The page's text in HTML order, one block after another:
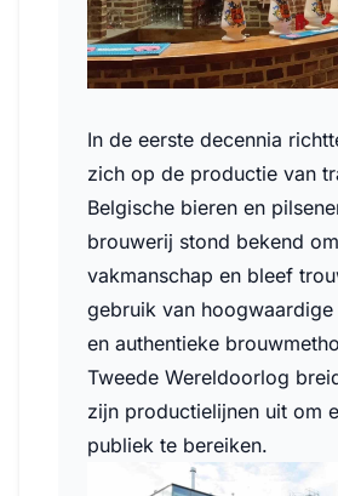
In de eerste decennia
zich op de productie van
Belgische bieren en
brouwerij stond bekend
vakmanschap en bleef
gebruik van
en authentieke
Tweede Wereldoorlog
zijn productielijnen uit om
publiek te bereiken.